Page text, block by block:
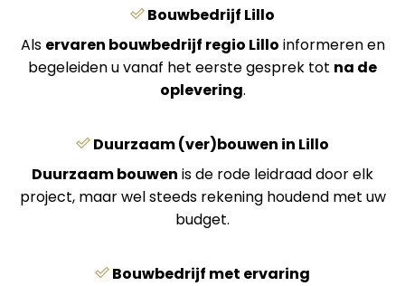
Bouwbedrijf Lillo
Als ervaren bouwbedrijf regio Lillo informeren en
begeleiden u vanaf het eerste gesprek tot na de
oplevering.
Duurzaam (ver)bouwen in Lillo
Duurzaam bouwen is de rode leidraad door elk
project, maar wel steeds rekening houdend met uw
budget.
Bouwbedrijf met ervaring